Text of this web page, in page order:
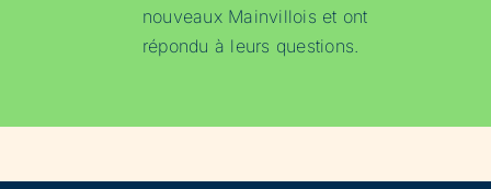
nouveaux Mainvillois et ont
répondu à leurs questions.